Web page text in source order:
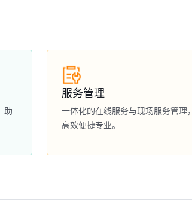
助
服务管理
一体化的在线服务与现场服务管理，
高效便捷专业。